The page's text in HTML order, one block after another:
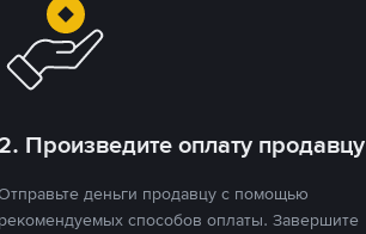
2. Произведите оплату продавцу
деньги продавцу с помощью
рекомендуемых способов оплаты. Завершите